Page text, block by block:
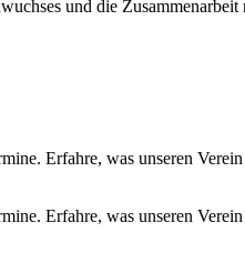
und die Zusammenarbeit
Erfahre, was unseren Verein
Erfahre, was unseren Verein